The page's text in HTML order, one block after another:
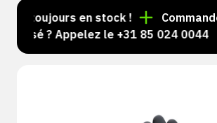
toujours en stock !
Commande
? Appelez le +31 85 024 0044